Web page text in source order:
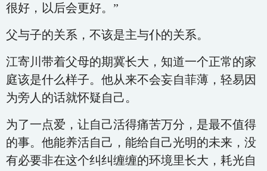
很好，以后会更好。”
父与子的关系，不该是主与仆的关系。
江寄川带着父母的期冀长大，知道一个正常的家
庭该是什么样子。他从来不会妄自菲薄，轻易因
为旁人的话就怀疑自己。
为了一点爱，让自己活得痛苦万分，是最不值得
的事。他能养活自己，能给自己光明的未来，没
有必要非在这个纠纠缠缠的环境里长大，耗光自